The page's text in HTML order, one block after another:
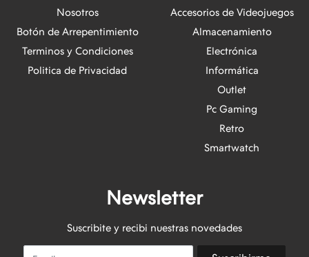
Nosotros
Botón de Arrepentimiento
Terminos y Condiciones
Politica de Privacidad
Accesorios de Videojuegos
Almacenamiento
Electrónica
Informática
Outlet
Pc Gaming
Retro
Smartwatch
Newsletter
Suscribite y recibi nuestras novedades
Email